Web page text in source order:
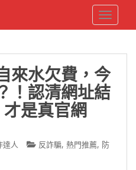
來水欠費，今
！認清網址結
是真官網
達人 反詐騙, 熱門推薦, 防